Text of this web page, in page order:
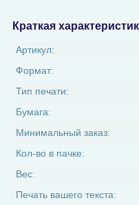
Краткая
Артикул:
Формат:
Тип печати:
Бумага:
Минимальный заказ:
Кол-во в пачке:
Вес:
Печать вашего текста: